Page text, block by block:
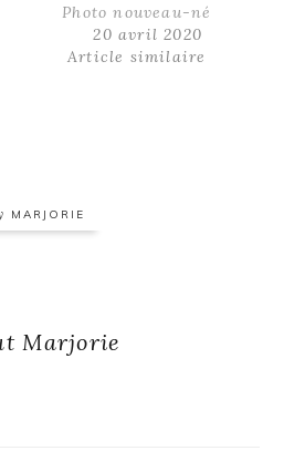
Photo nouveau-né
20 avril 2020
Article similaire
MARJORIE
Marjorie